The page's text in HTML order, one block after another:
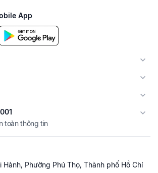
App
toàn thông tin
Phường Phú Thọ, Thành phố Hồ Chí